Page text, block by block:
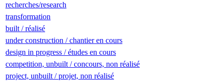
recherches/research
transformation
built / réalisé
under construction / chantier en cours
design in progress / études en cours
competition, unbuilt / concours, non réalisé
project, unbuilt / projet, non réalisé